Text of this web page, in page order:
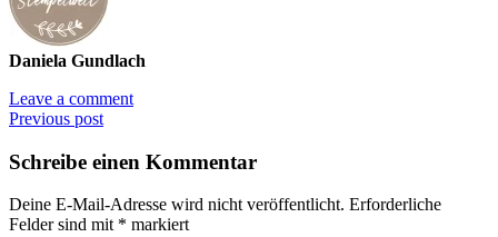
Daniela Gundlach
Leave a comment
Previous post
Schreibe einen Kommentar
Deine E-Mail-Adresse wird nicht veröffentlicht. Erforderliche
Felder sind mit * markiert